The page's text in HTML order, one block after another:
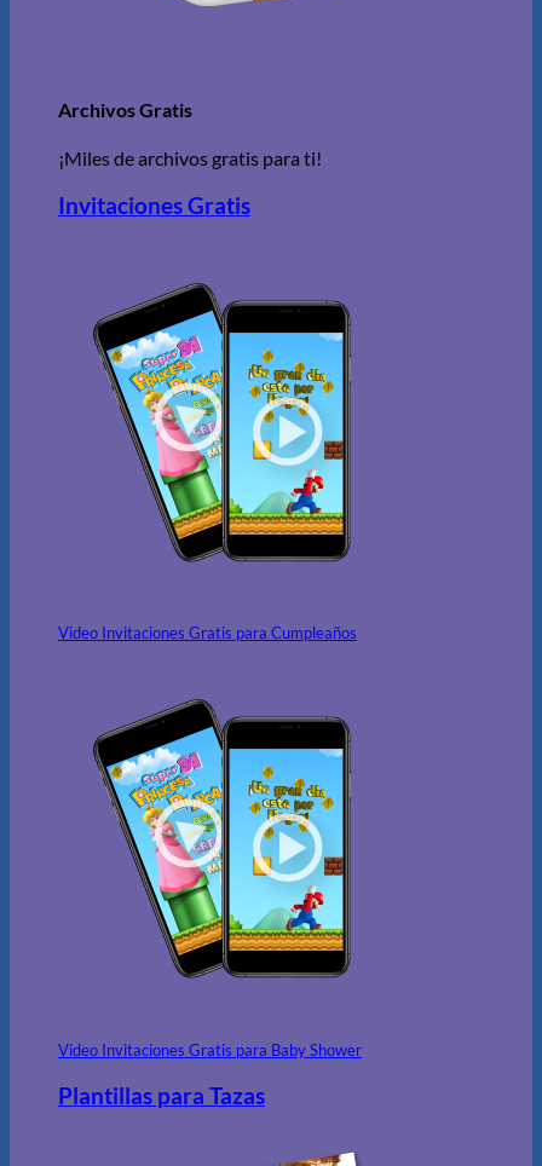
Archivos Gratis
¡Miles de archivos gratis para ti!
Invitaciones Gratis
Video Invitaciones Gratis para Cumpleaños
Video Invitaciones Gratis para Baby Shower
Plantillas para Tazas